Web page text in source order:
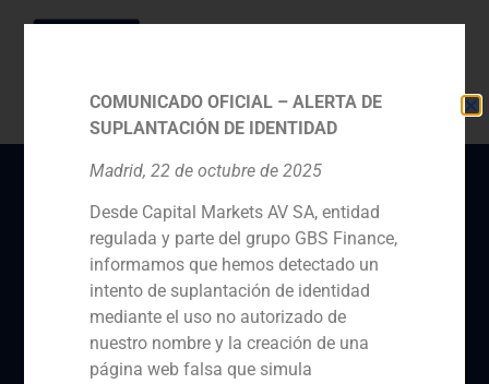
Entrevista a Kevin
Woods: “Estamos
perdiendo el miedo”
COMUNICADO OFICIAL – ALERTA DE
SUPLANTACIÓN DE IDENTIDAD
Madrid, 22 de octubre de 2025
Desde Capital Markets AV SA, entidad
regulada y parte del grupo GBS Finance,
informamos que hemos detectado un
intento de suplantación de identidad
mediante el uso no autorizado de
nuestro nombre y la creación de una
página web falsa que simula